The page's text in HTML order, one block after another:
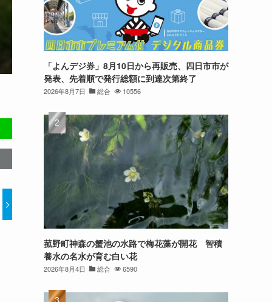
「よんデジ券」8月10日から再販売、四日市市が
発表、先着順で発行総額に到達次第終了
2026年8月7日 総合 10556
菰野町神森の蟹池の水路で梅花藻が開花 智積
養水の名水が育む白い花
2026年8月4日 総合 6590